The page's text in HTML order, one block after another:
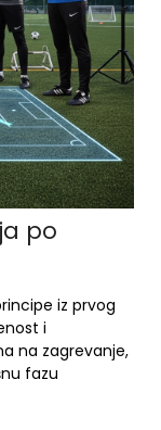
po
iz prvog
i
na zagrevanje,
fazu